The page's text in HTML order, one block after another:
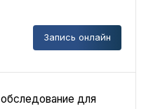
Запись онлайн
для